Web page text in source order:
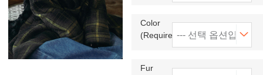
Color
(Required)
Fur